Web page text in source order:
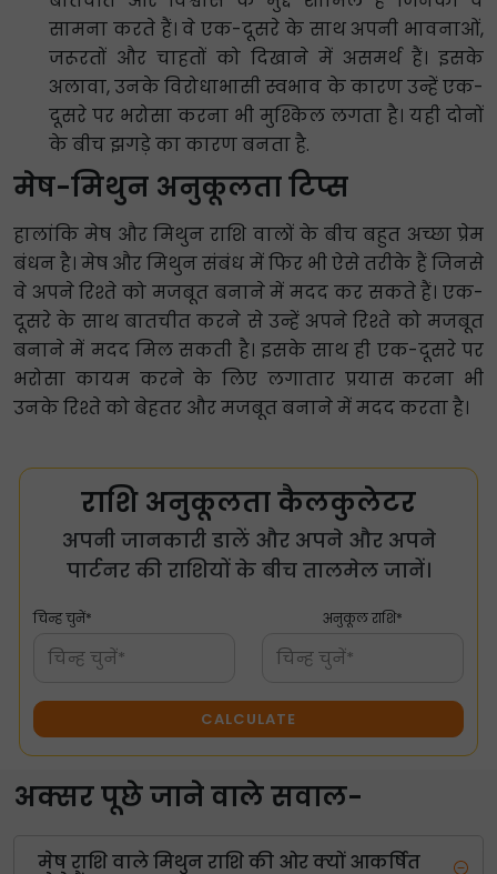
सामना करते हैं। वे एक-दूसरे के साथ अपनी भावनाओं,
जरूरतों और चाहतों को दिखाने में असमर्थ हैं। इसके
अलावा, उनके विरोधाभासी स्वभाव के कारण उन्हें एक-
दूसरे पर भरोसा करना भी मुश्किल लगता है। यही दोनों
के बीच झगड़े का कारण बनता है.
मेष-मिथुन अनुकूलता टिप्स
हालांकि मेष और मिथुन राशि वालों के बीच बहुत अच्छा प्रेम
बंधन है। मेष और मिथुन संबंध में फिर भी ऐसे तरीके हैं जिनसे
वे अपने रिश्ते को मजबूत बनाने में मदद कर सकते हैं। एक-
दूसरे के साथ बातचीत करने से उन्हें अपने रिश्ते को मजबूत
बनाने में मदद मिल सकती है। इसके साथ ही एक-दूसरे पर
भरोसा कायम करने के लिए लगातार प्रयास करना भी
उनके रिश्ते को बेहतर और मजबूत बनाने में मदद करता है।
राशि अनुकूलता कैलकुलेटर
अपनी जानकारी डालें और अपने और अपने
पार्टनर की राशियों के बीच तालमेल जानें।
चिन्ह चुनें*
चिन्ह चुनें*
अनुकूल राशि*
चिन्ह चुनें*
CALCULATE
अक्सर पूछे जाने वाले सवाल-
मेष राशि वाले मिथुन राशि की ओर क्यों आकर्षित